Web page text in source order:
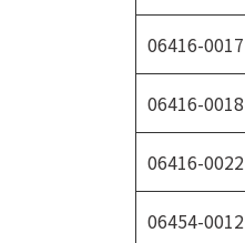
06416-0017
06416-0018
06416-0022
06454-0012